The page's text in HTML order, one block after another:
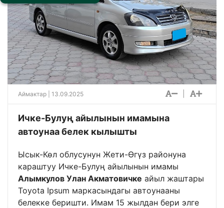
Аймактар | 13.09.2025
Ичке-Булуң айылынын имамына
автоунаа белек кылышты
Ысык-Көл облусунун Жети-Өгүз районуна
караштуу Ичке-Булуң айылынын имамы
Алымкулов Улан Акматовичке айыл жаштары
Toyota Ipsum маркасындагы автоунааны
белекке беришти. Имам 15 жылдан бери элге